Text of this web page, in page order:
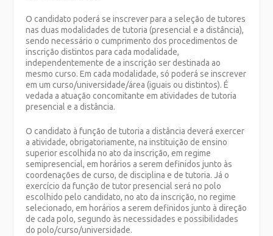
O candidato poderá se inscrever para a seleção de tutores
nas duas modalidades de tutoria (presencial e a distância),
sendo necessário o cumprimento dos procedimentos de
inscrição distintos para cada modalidade,
independentemente de a inscrição ser destinada ao
mesmo curso. Em cada modalidade, só poderá se inscrever
em um curso/universidade/área (iguais ou distintos). É
vedada a atuação concomitante em atividades de tutoria
presencial e a distância.
O candidato à função de tutoria a distância deverá exercer
a atividade, obrigatoriamente, na instituição de ensino
superior escolhida no ato da inscrição, em regime
semipresencial, em horários a serem definidos junto às
coordenações de curso, de disciplina e de tutoria. Já o
exercício da função de tutor presencial será no polo
escolhido pelo candidato, no ato da inscrição, no regime
selecionado, em horários a serem definidos junto à direção
de cada polo, segundo às necessidades e possibilidades
do polo/curso/universidade.